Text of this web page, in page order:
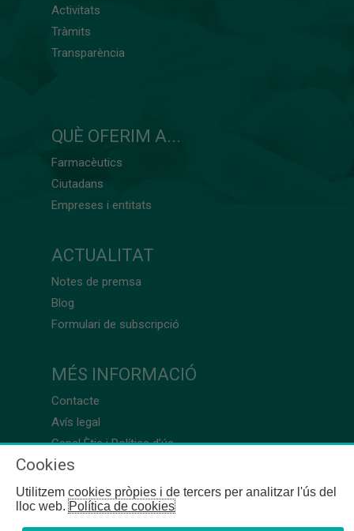
Activitats
Tràmits
Transparència
QUÈ OFERIM A...
Farmacèutics
Ciutadans
Empreses i entitats
ACTUALITAT
Notes de premsa
Blog
Formulari de subscripció
MÉS INFORMACIÓ
Contacte
Avís legal
Canal Ètic i Política d’ús
Cookies
Utilitzem cookies pròpies i de tercers per analitzar l'ús del
lloc web.Política de cookies